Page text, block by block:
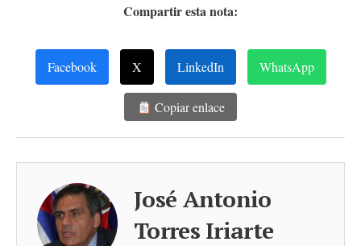
Compartir esta nota:
Facebook X LinkedIn WhatsApp
Copiar enlace
José Antonio
Torres Iriarte